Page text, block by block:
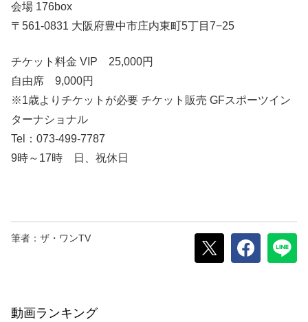
会場 176box
〒561-0831 大阪府豊中市庄内東町5丁目7−25
チケット料金 VIP 25,000円
自由席 9,000円
※1歳よりチケットが必要 チケット販売 GFスポーツイン
ターナショナル
Tel：073-499-7787
9時～17時 日、祝休日
筆者：ザ・ワンTV
動画ランキング